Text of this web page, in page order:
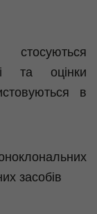
та оцінки
в
засобів